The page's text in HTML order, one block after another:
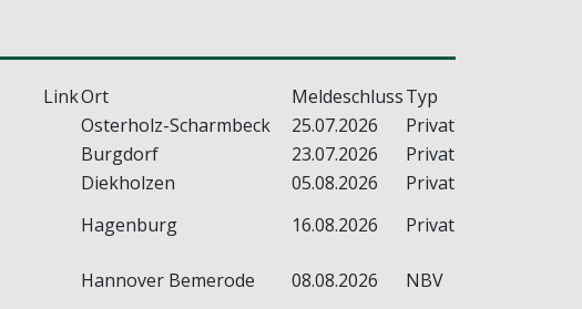
LinkOrt MeldeschlussTyp
Osterholz-Scharmbeck 25.07.2026
Privat
Burgdorf 23.07.2026
Privat
Diekholzen 05.08.2026
Privat
Hagenburg 16.08.2026 Privat
Hannover Bemerode 08.08.2026
NBV